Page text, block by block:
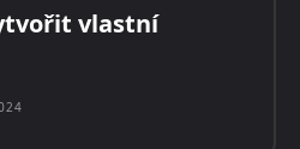
vlastní